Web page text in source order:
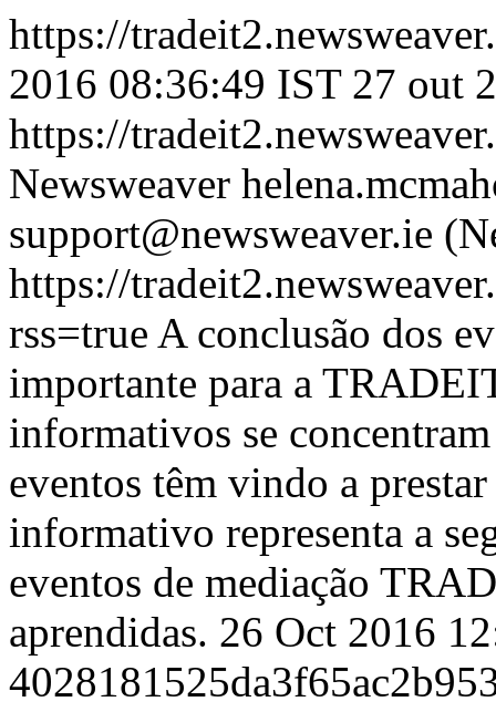
https://
2016 08:36:49 IST 27 out
https://
Newsweaver
support@newsweaver.ie
https://
rss=true A conclusão dos
importante para a
informativos se
eventos têm vindo a
informativo representa a
eventos de mediação
aprendidas. 26 Oct 2016